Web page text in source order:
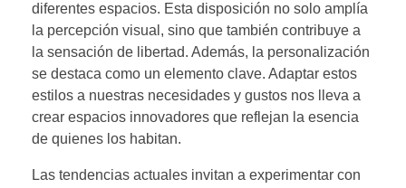
diferentes espacios. Esta disposición no solo amplía
la percepción visual, sino que también contribuye a
la sensación de libertad. Además, la personalización
se destaca como un elemento clave. Adaptar estos
estilos a nuestras necesidades y gustos nos lleva a
crear espacios innovadores que reflejan la esencia
de quienes los habitan.
Las tendencias actuales invitan a experimentar con